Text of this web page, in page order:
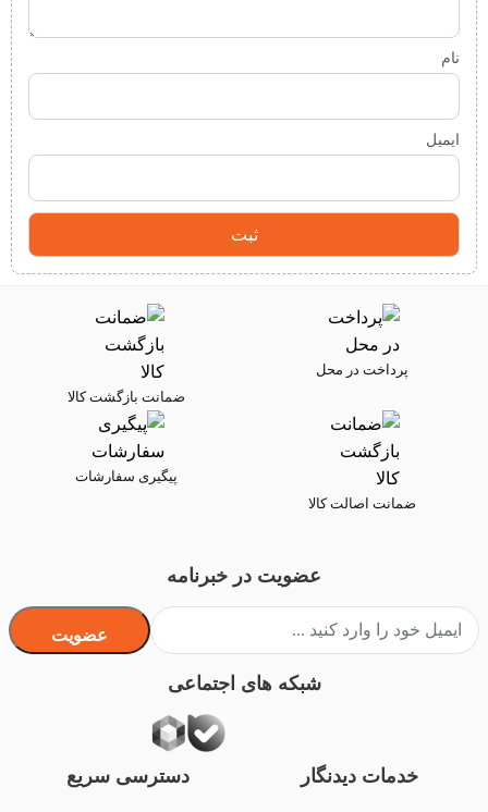
نام
ایمیل
پرداخت در محل
ضمانت بازگشت کالا
ضمانت اصالت کالا
پیگیری سفارشات
خدمات دیدنگار دسترسی سریع
عضویت در خبرنامه
عضویت
شبکه های اجتماعی